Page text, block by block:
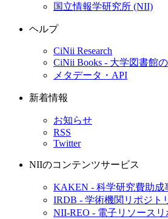
国立情報学研究所 (NII)
ヘルプ
CiNii Research
CiNii Books - 大学図書館
メタデータ・API
新着情報
お知らせ
RSS
Twitter
NIIのコンテンツサービス
KAKEN - 科学研究費助成
IRDB - 学術機関リポジト
NII-REO - 電子リソースリ